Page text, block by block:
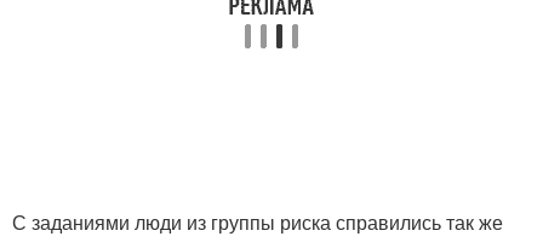
С заданиями люди из группы риска справились так же